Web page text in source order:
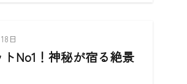
日
No1！神秘が宿る絶景